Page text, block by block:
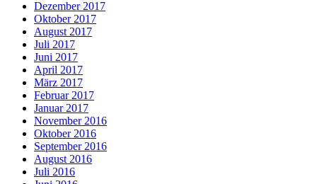
Dezember 2017
Oktober 2017
August 2017
Juli 2017
Juni 2017
April 2017
März 2017
Februar 2017
Januar 2017
November 2016
Oktober 2016
September 2016
August 2016
Juli 2016